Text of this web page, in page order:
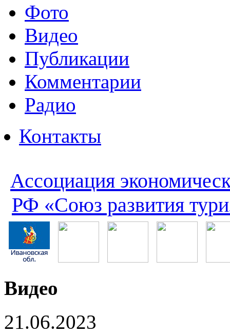
Фото
Видео
Публикации
Комментарии
Радио
Контакты
Ассоциация
РФ «Союз развития
Видео
21.06.2023